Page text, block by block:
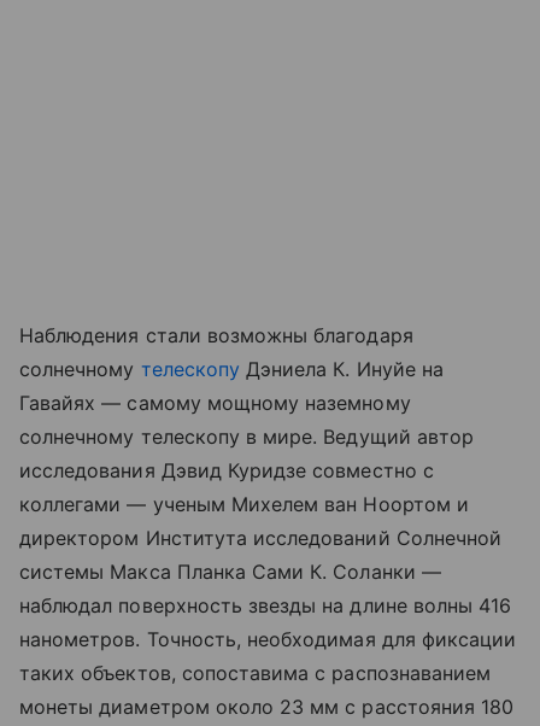
Наблюдения стали возможны благодаря
солнечному телескопу Дэниела К. Инуйе на
Гавайях — самому мощному наземному
солнечному телескопу в мире. Ведущий автор
исследования Дэвид Куридзе совместно с
коллегами — ученым Михелем ван Ноортом и
директором Института исследований Солнечной
системы Макса Планка Сами К. Соланки —
наблюдал поверхность звезды на длине волны 416
нанометров. Точность, необходимая для фиксации
таких объектов, сопоставима с распознаванием
монеты диаметром около 23 мм с расстояния 180